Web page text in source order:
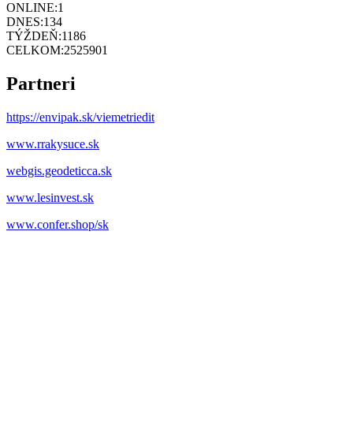
ONLINE:1
DNES:134
TÝŽDEŇ:1186
CELKOM:2525901
Partneri
https://envipak.sk/viemetriedit
www.rrakysuce.sk
webgis.geodeticca.sk
www.lesinvest.sk
www.confer.shop/sk